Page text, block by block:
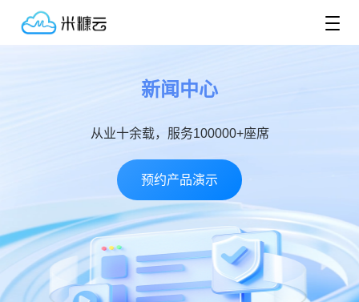
新闻中心
从业十余载，服务100000+座席
预约产品演示